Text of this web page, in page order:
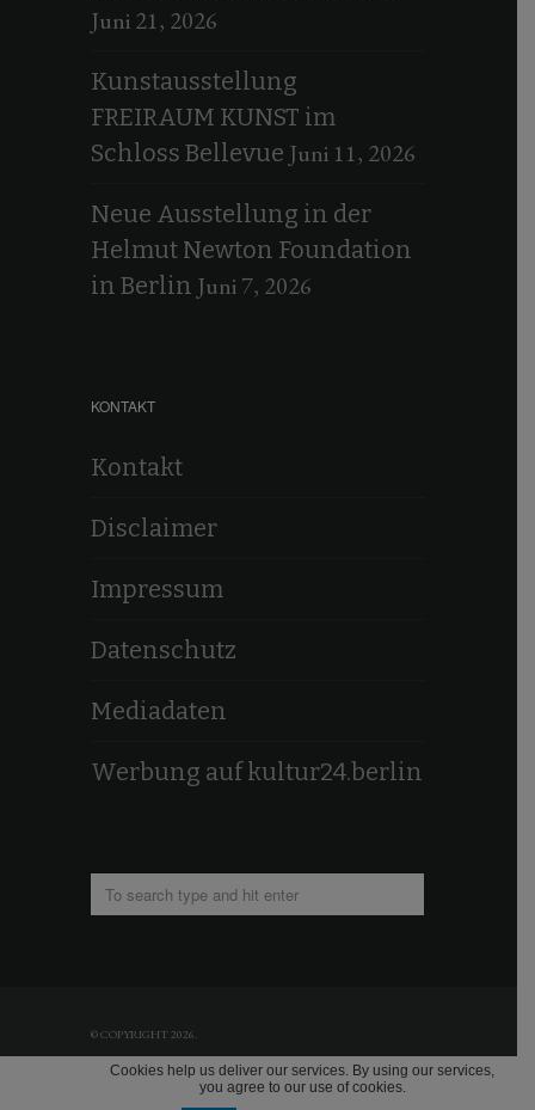
Cookies help us deliver our services. By using our services,
you agree to our use of cookies.
Juni 21, 2026
Kunstausstellung
FREIRAUM KUNST im
Schloss Bellevue Juni 11, 2026
Neue Ausstellung in der
Helmut Newton Foundation
in Berlin Juni 7, 2026
KONTAKT
Kontakt
Disclaimer
Impressum
Datenschutz
Mediadaten
Werbung auf kultur24.berlin
© COPYRIGHT 2026.
KULTUR24.BERLIN BY HOLGER JACOBS